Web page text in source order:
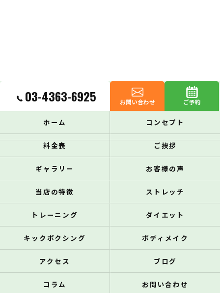
03-4363-6925 お問い合わせ ご予約
ホーム コンセプト
料金表 ご挨拶
ギャラリー お客様の声
当店の特徴 ストレッチ
トレーニング ダイエット
キックボクシング ボディメイク
アクセス ブログ
コラム お問い合わせ